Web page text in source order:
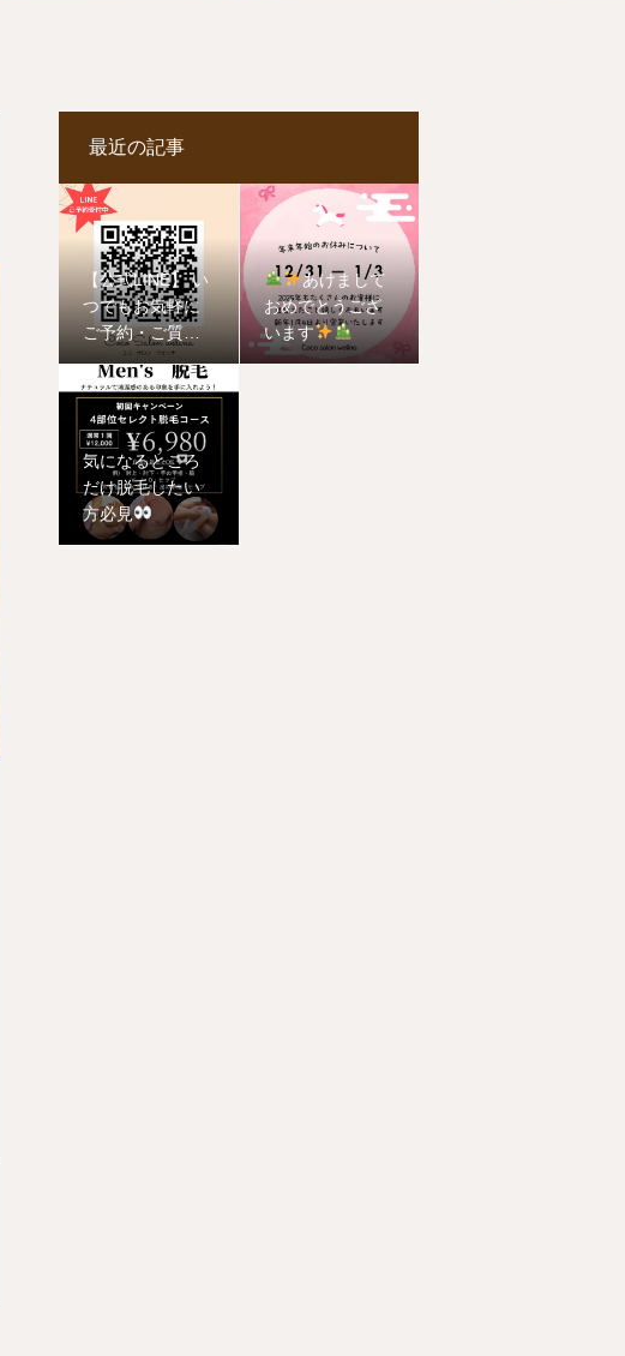
最近の記事
【公式LINE】 い
つでもお気軽に
ご予約・ご質問
等お問い合わせ
下さい
あけまして
おめでとうござ
います
気になるところ
だけ脱毛したい
方必見